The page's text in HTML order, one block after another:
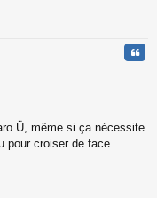
Ü, même si ça nécessite
pour croiser de face.